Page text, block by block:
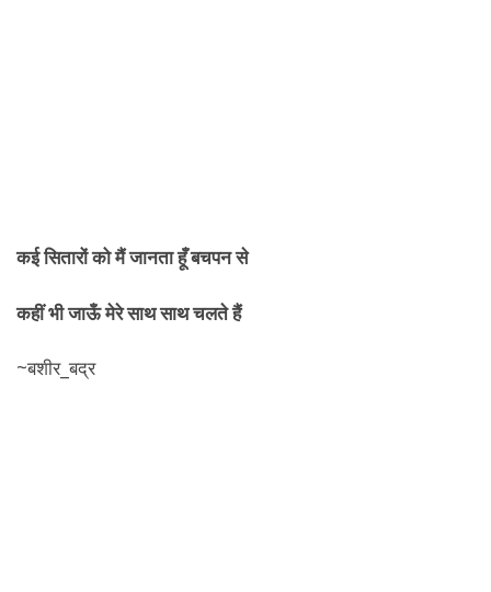
कई सितारों को मैं जानता हूँ बचपन से
कहीं भी जाऊँ मेरे साथ साथ चलते हैं
~बशीर_बद्र